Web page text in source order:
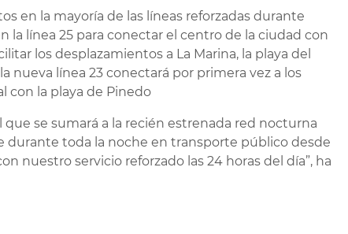
en la mayoría de las líneas reforzadas durante
la línea 25 para conectar el centro de la ciudad con
los desplazamientos a La Marina, la playa del
nueva línea 23 conectará por primera vez a los
con la playa de Pinedo
se sumará a la recién estrenada red nocturna
toda la noche en transporte público desde
nuestro servicio reforzado las 24 horas del día”, ha